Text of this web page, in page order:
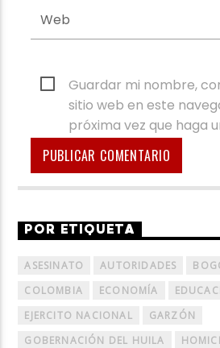
Guardar mi nombre,
sitio web en este
próxima vez que haga
POR ETIQUETA
ASESINATO AUTORIDADES
COLOMBIA
ECONOMÍA
EJERCITO NACIONAL
GARZÓN
GOBERNACIÓN DEL HUILA